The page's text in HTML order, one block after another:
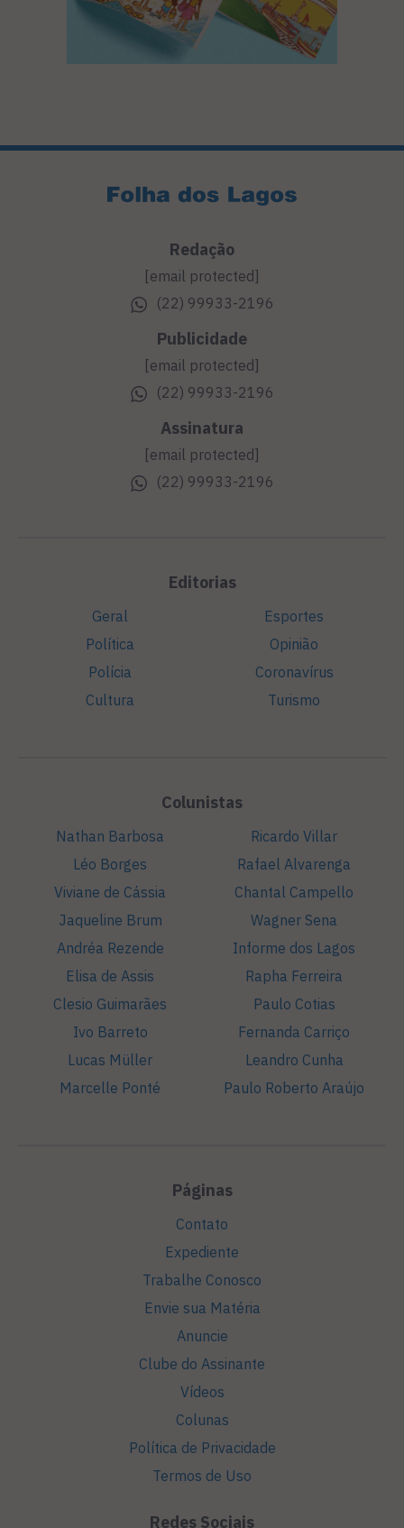
Redação
[email protected]
(22) 99933-2196
Publicidade
[email protected]
(22) 99933-2196
Assinatura
[email protected]
(22) 99933-2196
Editorias
Geral
Política
Polícia
Cultura
Esportes
Opinião
Coronavírus
Turismo
Colunistas
Nathan Barbosa
Léo Borges
Viviane de Cássia
Jaqueline Brum
Andréa Rezende
Elisa de Assis
Clesio Guimarães
Ivo Barreto
Lucas Müller
Marcelle Ponté
Ricardo Villar
Rafael Alvarenga
Chantal Campello
Wagner Sena
Informe dos Lagos
Rapha Ferreira
Paulo Cotias
Fernanda Carriço
Leandro Cunha
Paulo Roberto Araújo
Páginas
Contato
Expediente
Trabalhe Conosco
Envie sua Matéria
Anuncie
Clube do Assinante
Vídeos
Colunas
Política de Privacidade
Termos de Uso
Redes Sociais